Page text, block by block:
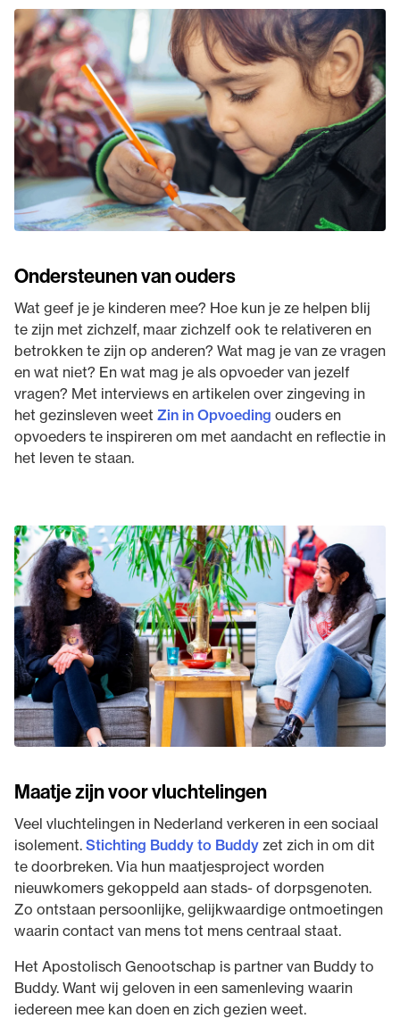
Ondersteunen van ouders
Wat geef je je kinderen mee? Hoe kun je ze helpen blij
te zijn met zichzelf, maar zichzelf ook te relativeren en
betrokken te zijn op anderen? Wat mag je van ze vragen
en wat niet? En wat mag je als opvoeder van jezelf
vragen? Met interviews en artikelen over zingeving in
het gezinsleven weet Zin in Opvoeding ouders en
opvoeders te inspireren om met aandacht en reflectie in
het leven te staan.
Maatje zijn voor vluchtelingen
Veel vluchtelingen in Nederland verkeren in een sociaal
isolement. Stichting Buddy to Buddy zet zich in om dit
te doorbreken. Via hun maatjesproject worden
nieuwkomers gekoppeld aan stads- of dorpsgenoten.
Zo ontstaan persoonlijke, gelijkwaardige ontmoetingen
waarin contact van mens tot mens centraal staat.
Het Apostolisch Genootschap is partner van Buddy to
Buddy. Want wij geloven in een samenleving waarin
iedereen mee kan doen en zich gezien weet.